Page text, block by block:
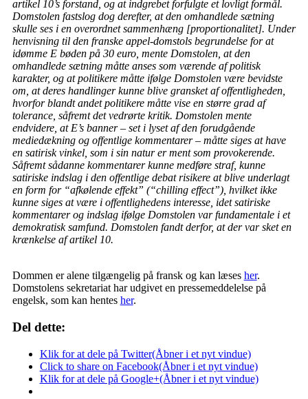
artikel 10’s forstand, og at indgrebet forfulgte et lovligt formål.
Domstolen fastslog dog derefter, at den omhandlede sætning
skulle ses i en overordnet sammenhæng [proportionalitet]. Under
henvisning til den franske appel-domstols begrundelse for at
idømme E bøden på 30 euro, mente Domstolen, at den
omhandlede sætning måtte anses som værende af politisk
karakter, og at politikere måtte ifølge Domstolen være bevidste
om, at deres handlinger kunne blive gransket af offentligheden,
hvorfor blandt andet politikere måtte vise en større grad af
tolerance, såfremt det vedrørte kritik. Domstolen mente
endvidere, at E’s banner – set i lyset af den forudgående
mediedækning og offentlige kommentarer – måtte siges at have
en satirisk vinkel, som i sin natur er ment som provokerende.
Såfremt sådanne kommentarer kunne medføre straf, kunne
satiriske indslag i den offentlige debat risikere at blive underlagt
en form for “afkølende effekt” (“chilling effect”), hvilket ikke
kunne siges at være i offentlighedens interesse, idet satiriske
kommentarer og indslag ifølge Domstolen var fundamentale i et
demokratisk samfund. Domstolen fandt derfor, at der var sket en
krænkelse af artikel 10.
Dommen er alene tilgængelig på fransk og kan læses her.
Domstolens sekretariat har udgivet en pressemeddelelse på
engelsk, som kan hentes her.
Del dette:
Klik for at dele på Twitter(Åbner i et nyt vindue)
Click to share on Facebook(Åbner i et nyt vindue)
Klik for at dele på Google+(Åbner i et nyt vindue)